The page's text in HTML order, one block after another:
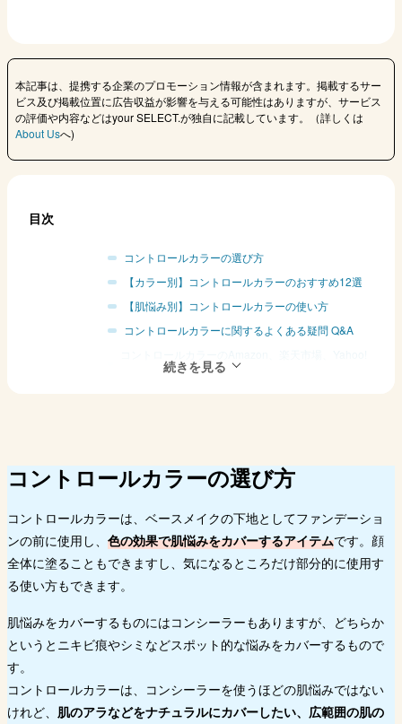
本記事は、提携する企業のプロモーション情報が含まれます。掲載するサー
ビス及び掲載位置に広告収益が影響を与える可能性はありますが、サービス
の評価や内容などはyour SELECT.が独自に記載しています。（詳しくは
About Usへ)
目次
コントロールカラーの選び方
【カラー別】コントロールカラーのおすすめ12選
【肌悩み別】コントロールカラーの使い方
コントロールカラーに関するよくある疑問 Q&A
ショッピングの人気ランキングをチェック
コントロールカラーの選び方
コントロールカラーは、ベースメイクの下地としてファンデーショ
ンの前に使用し、 色の効果で肌悩みをカバーするアイテムです。顔
全体に塗ることもできますし、気になるところだけ部分的に使用す
る使い方もできます。
肌悩みをカバーするものにはコンシーラーもありますが、どちらか
というとニキビ痕やシミなどスポット的な悩みをカバーするもので
す。
コントロールカラーは、コンシーラーを使うほどの肌悩みではない
けれど、 肌のアラなどをナチュラルにカバーしたい、広範囲の肌の